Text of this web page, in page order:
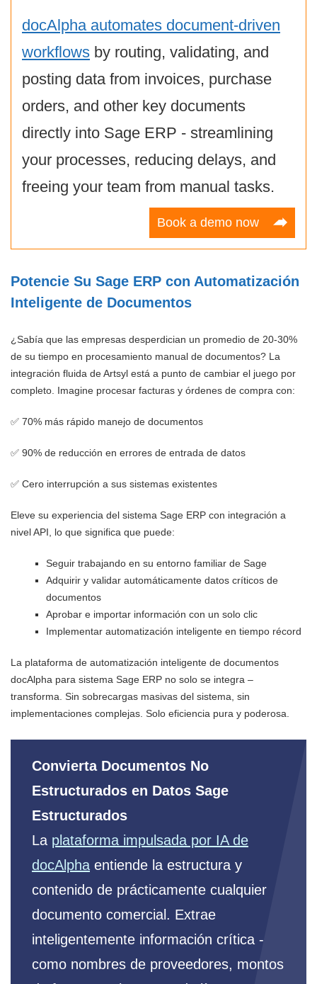
docAlpha automates document-driven
workflows by routing, validating, and
posting data from invoices, purchase
orders, and other key documents
directly into Sage ERP - streamlining
your processes, reducing delays, and
freeing your team from manual tasks.
Book a demo now
Potencie Su Sage ERP con Automatización
Inteligente de Documentos
¿Sabía que las empresas desperdician un promedio de 20-30%
de su tiempo en procesamiento manual de documentos? La
integración fluida de Artsyl está a punto de cambiar el juego por
completo. Imagine procesar facturas y órdenes de compra con:
✅ 70% más rápido manejo de documentos
✅ 90% de reducción en errores de entrada de datos
✅ Cero interrupción a sus sistemas existentes
Eleve su experiencia del sistema Sage ERP con integración a
nivel API, lo que significa que puede:
Seguir trabajando en su entorno familiar de Sage
Adquirir y validar automáticamente datos críticos de
documentos
Aprobar e importar información con un solo clic
Implementar automatización inteligente en tiempo récord
La plataforma de automatización inteligente de documentos
docAlpha para sistema Sage ERP no solo se integra –
transforma. Sin sobrecargas masivas del sistema, sin
implementaciones complejas. Solo eficiencia pura y poderosa.
Convierta Documentos No
Estructurados en Datos Sage
Estructurados
La plataforma impulsada por IA de
docAlpha entiende la estructura y
contenido de prácticamente cualquier
documento comercial. Extrae
inteligentemente información crítica -
como nombres de proveedores, montos